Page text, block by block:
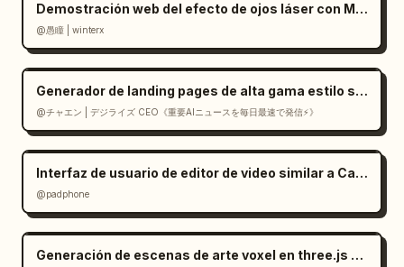
Demostración web del efecto de ojos láser con Mediapipe y Three.js
@愚瞳 | winterx
Generador de landing pages de alta gama estilo suizo en React
@チャエン | デジライズ CEO《重要AIニュースを毎日最速で発信⚡️》
Interfaz de usuario de editor de video similar a CapCut en Gemini
@padphone
Generación de escenas de arte voxel en three.js a partir de una imagen